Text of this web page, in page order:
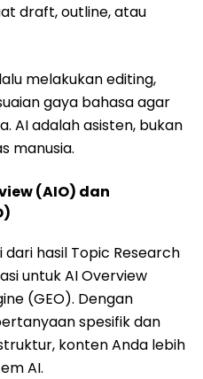
draft, outline, atau
melakukan editing,
gaya bahasa agar
AI adalah asisten, bukan
manusia.
(AIO) dan
hasil Topic Research
untuk AI Overview
(GEO). Dengan
spesifik dan
konten Anda lebih
AI.